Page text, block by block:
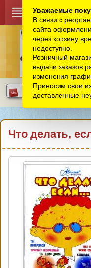
Что делать,
Уважаемые
В связи с
сайта
через корзину
недоступно.
Розничный
выдачи заказов
изменения
Приносим свои
доставленные